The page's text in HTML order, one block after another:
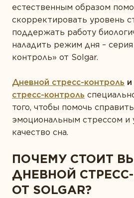
естественным образом
скорректировать уровень
поддержать работу
наладить режим дня –
контроль» от Solgar.
Дневной стресс-контроль и
стресс-контроль
того, чтобы помочь
эмоциональным стрессом и
качество сна.
ПОЧЕМУ СТОИТ
ДНЕВНОЙ
ОТ SOLGAR?